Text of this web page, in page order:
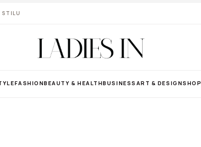
STILU
FASHIONBEAUTY & HEALTHBUSINESS ART & DESIGNSHOP